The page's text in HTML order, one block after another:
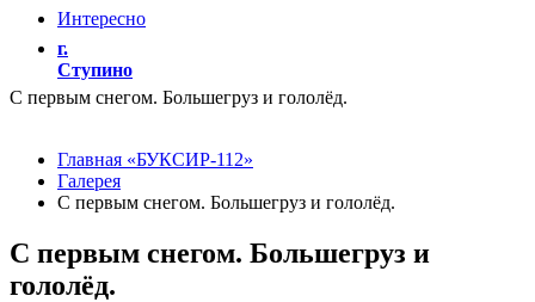
Интересно
г.
Ступино
С первым снегом. Большегруз и гололёд.
Главная «БУКСИР-112»
Галерея
С первым снегом. Большегруз и гололёд.
С первым снегом. Большегруз и
гололёд.